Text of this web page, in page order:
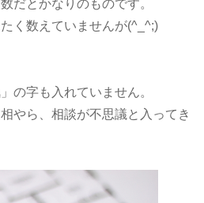
だとかなりのものです。
く数えていませんが(^_^;)
の字も入れていません。
やら、相談が不思議と入ってき